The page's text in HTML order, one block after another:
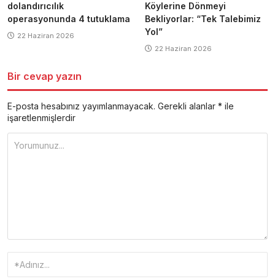
dolandırıcılık
operasyonunda 4 tutuklama
22 Haziran 2026
Köylerine Dönmeyi
Bekliyorlar: “Tek Talebimiz
Yol”
22 Haziran 2026
Bir cevap yazın
E-posta hesabınız yayımlanmayacak. Gerekli alanlar * ile
işaretlenmişlerdir